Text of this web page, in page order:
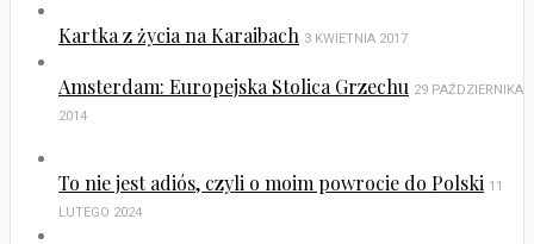
Kartka z życia na Karaibach 3 KWIETNIA 2017
Amsterdam: Europejska Stolica Grzechu 29 PAŹDZIERNIKA
2014
To nie jest adiós, czyli o moim powrocie do Polski 11
LUTEGO 2024